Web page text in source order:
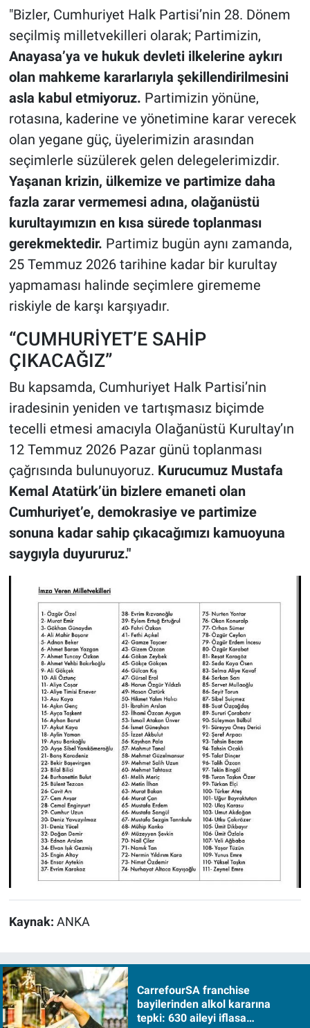
"Bizler, Cumhuriyet Halk Partisi’nin 28. Dönem
seçilmiş milletvekilleri olarak; Partimizin,
Anayasa’ya ve hukuk devleti ilkelerine aykırı
olan mahkeme kararlarıyla şekillendirilmesini
asla kabul etmiyoruz. Partimizin yönüne,
rotasına, kaderine ve yönetimine karar verecek
olan yegane güç, üyelerimizin arasından
seçimlerle süzülerek gelen delegelerimizdir.
Yaşanan krizin, ülkemize ve partimize daha
fazla zarar vermemesi adına, olağanüstü
kurultayımızın en kısa sürede toplanması
gerekmektedir. Partimiz bugün aynı zamanda,
25 Temmuz 2026 tarihine kadar bir kurultay
yapmaması halinde seçimlere girememe
riskiyle de karşı karşıyadır.
“CUMHURİYET’E SAHİP
ÇIKACAĞIZ”
Bu kapsamda, Cumhuriyet Halk Partisi’nin
iradesinin yeniden ve tartışmasız biçimde
tecelli etmesi amacıyla Olağanüstü Kurultay’ın
12 Temmuz 2026 Pazar günü toplanması
çağrısında bulunuyoruz. Kurucumuz Mustafa
Kemal Atatürk’ün bizlere emaneti olan
Cumhuriyet’e, demokrasiye ve partimize
sonuna kadar sahip çıkacağımızı kamuoyuna
saygıyla duyururuz."
Kaynak: ANKA
CarrefourSA franchise
bayilerinden alkol kararına
tepki: 630 aileyi iflasa